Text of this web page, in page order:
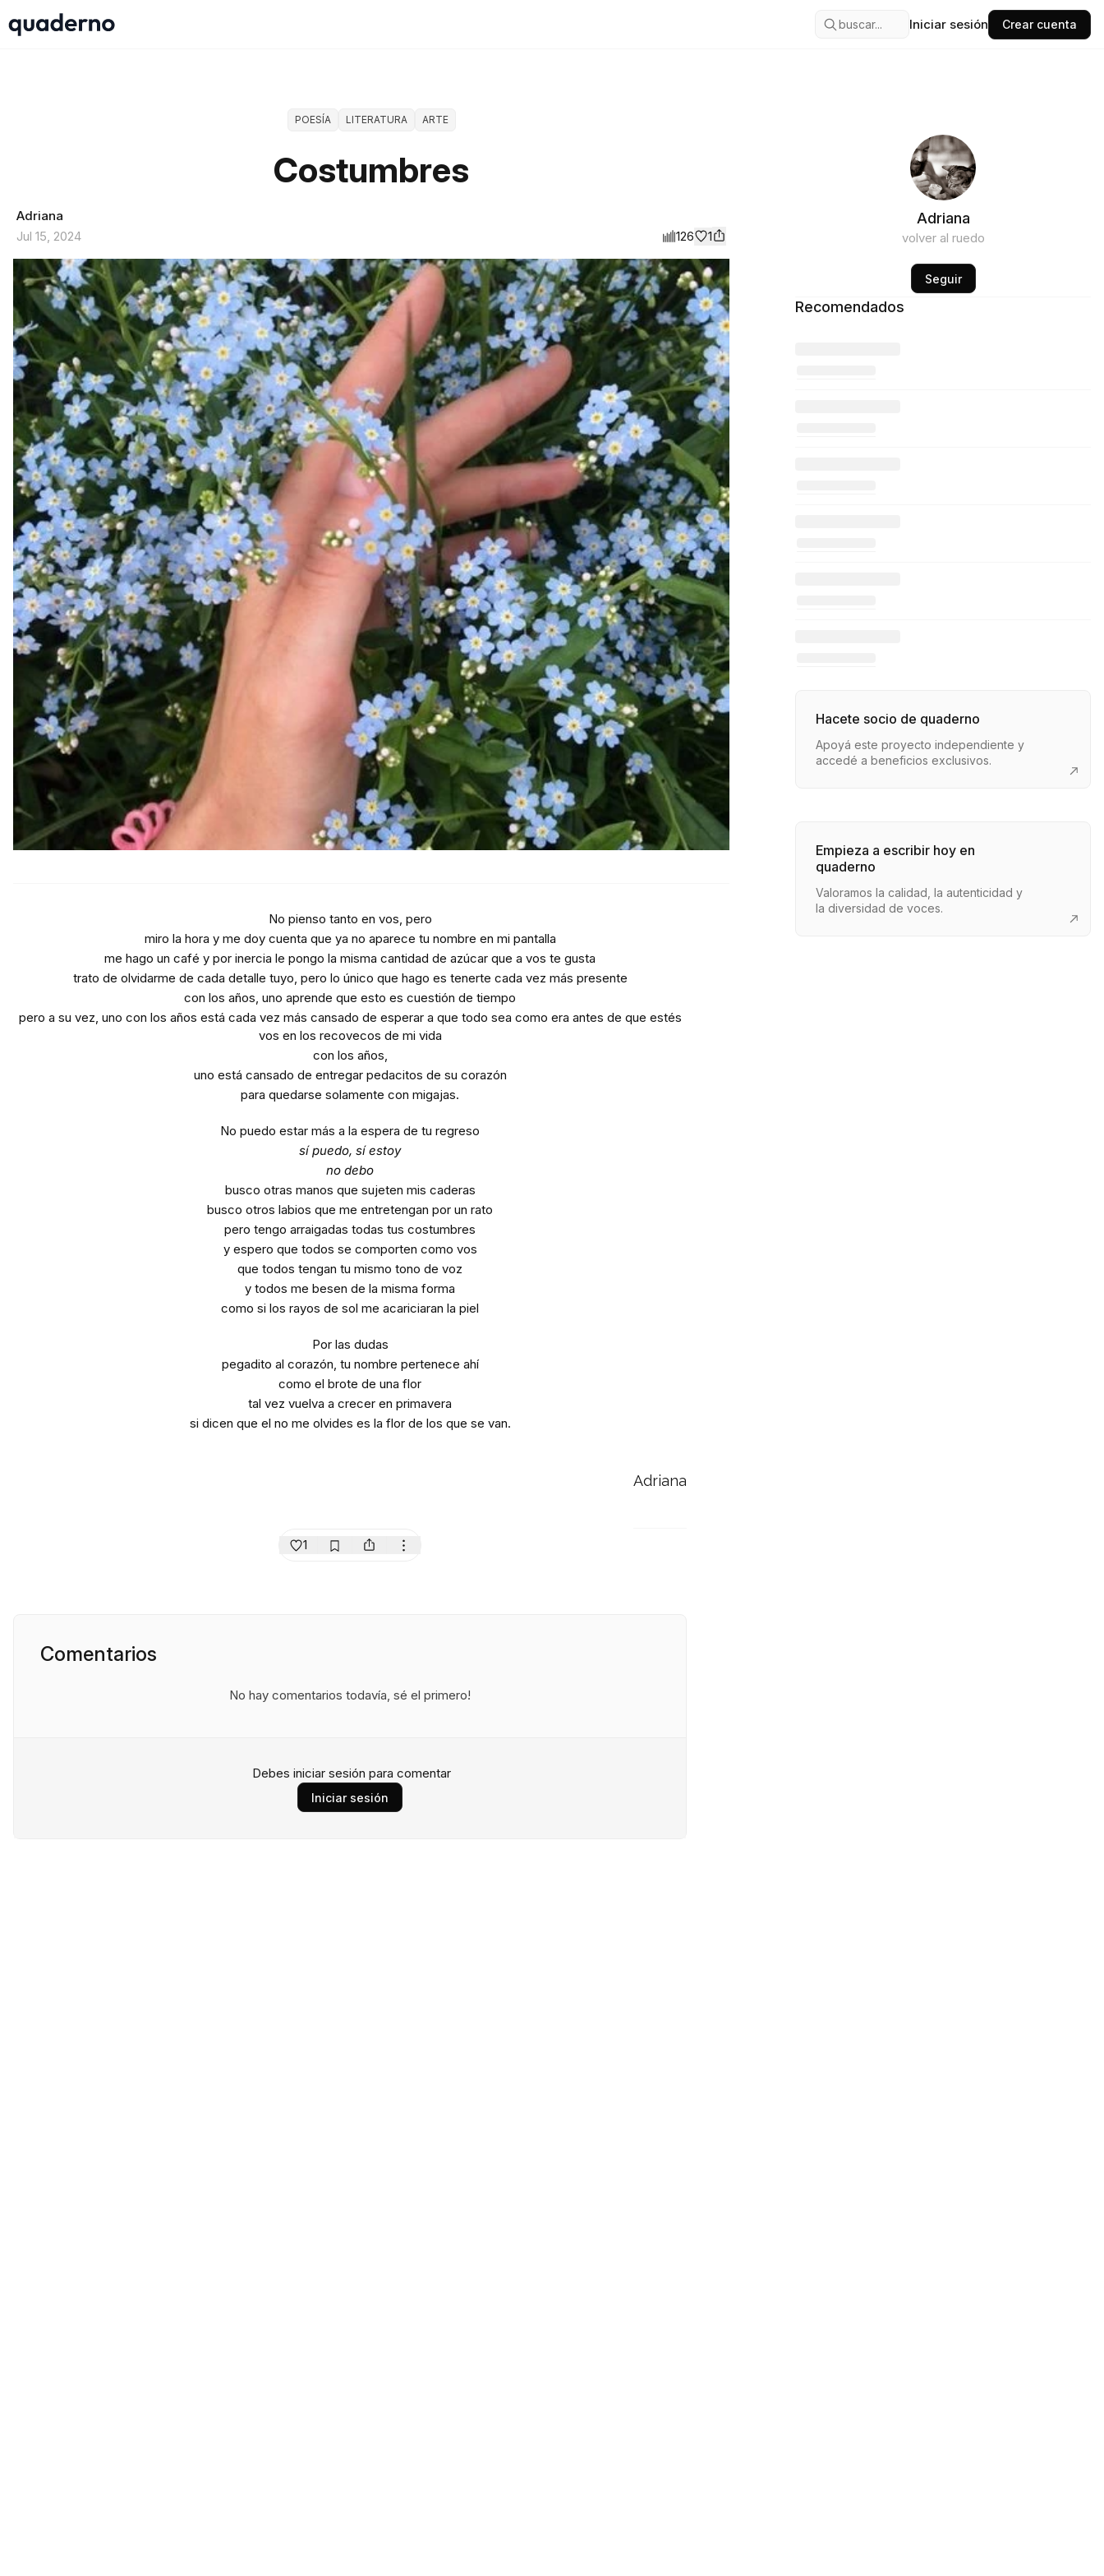
buscar... Iniciar sesión Crear cuenta
POESÍA LITERATURA ARTE
Costumbres
Adriana
Jul 15, 2024
126 1
No pienso tanto en vos, pero
miro la hora y me doy cuenta que ya no aparece tu nombre en mi pantalla
me hago un café y por inercia le pongo la misma cantidad de azúcar que a vos te gusta
trato de olvidarme de cada detalle tuyo, pero lo único que hago es tenerte cada vez más presente
con los años, uno aprende que esto es cuestión de tiempo
pero a su vez, uno con los años está cada vez más cansado de esperar a que todo sea como era antes de que estés
vos en los recovecos de mi vida
con los años,
uno está cansado de entregar pedacitos de su corazón
para quedarse solamente con migajas.
No puedo estar más a la espera de tu regreso
sí puedo, sí estoy
no debo
busco otras manos que sujeten mis caderas
busco otros labios que me entretengan por un rato
pero tengo arraigadas todas tus costumbres
y espero que todos se comporten como vos
que todos tengan tu mismo tono de voz
y todos me besen de la misma forma
como si los rayos de sol me acariciaran la piel
Por las dudas
pegadito al corazón, tu nombre pertenece ahí
como el brote de una flor
tal vez vuelva a crecer en primavera
si dicen que el no me olvides es la flor de los que se van.
Adriana
1
Comentarios
No hay comentarios todavía, sé el primero!
Debes iniciar sesión para comentar
Iniciar sesión
Adriana
volver al ruedo
Seguir
Recomendados
Hacete socio de quaderno
Apoyá este proyecto independiente y
accedé a beneficios exclusivos.
Empieza a escribir hoy en
quaderno
Valoramos la calidad, la autenticidad y
la diversidad de voces.